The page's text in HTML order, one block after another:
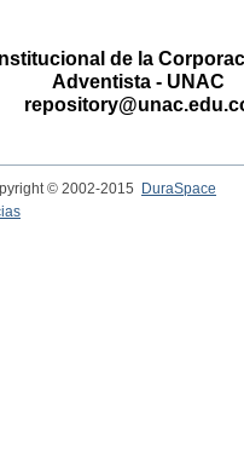
de la
Adventista - UNAC
© 2002-2015
DuraSpace